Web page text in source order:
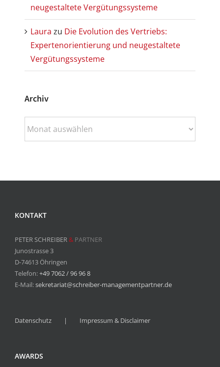
neugestaltete Vergütungssysteme
Laura zu Die Evolution des Vertriebs:
Expertenorientierung und neugestaltete
Vergütungssysteme
Archiv
KONTAKT
PETER SCHREIBER& PARTNER
Junostrasse 3
D-74613 Öhringen
Telefon:+49 7062 / 96 96 8
E-Mail:sekretariat@schreiber-managementpartner.de
Datenschutz Impressum & Disclaimer
AWARDS